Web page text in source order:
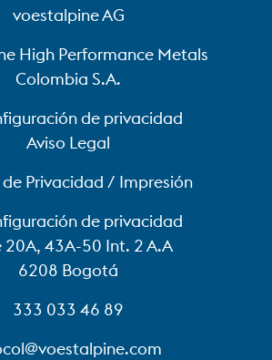
voestalpine AG
High Performance Metals
Colombia S.A.
de privacidad
Aviso Legal
Privacidad / Impresión
de privacidad
20A, 43A-50 Int. 2 A.A
6208 Bogotá
333 033 46 89